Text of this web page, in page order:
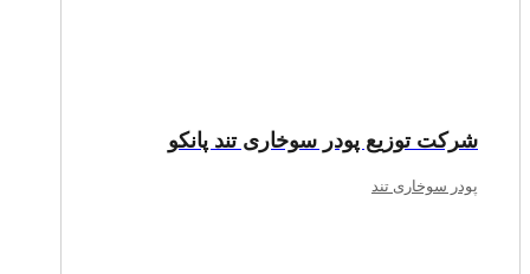
شرکت توزیع پودر سوخاری تند پانکو
پودر سوخاری تند